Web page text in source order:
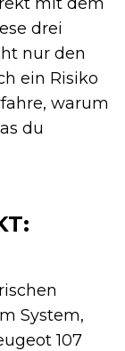
drei
nur den
ein Risiko
warum
du
System,
107